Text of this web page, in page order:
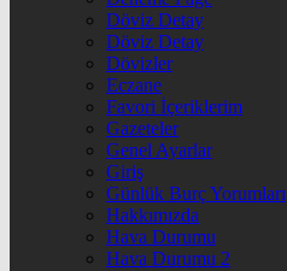
Döviz Detay
Döviz Detay
Dövizler
Eczane
Favori İçeriklerim
Gazeteler
Genel Ayarlar
Giriş
Günlük Burç Yorumları
Hakkımızda
Hava Durumu
Hava Durumu 2